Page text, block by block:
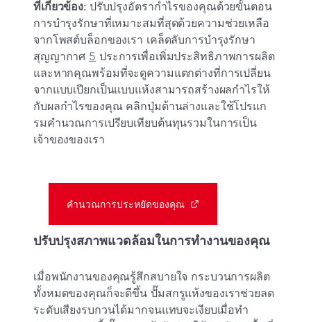
ที่เกี่ยวข้อง: ปรับปรุงอัตรากําไรของคุณด้วยขั้นตอน
การบํารุงรักษาที่เหมาะสมที่สุดด้วยความช่วยเหลือ
จากโพสต์บล็อกของเรา เคล็ดลับการบํารุงรักษา
สุญญากาศ 5 ประการเพื่อเพิ่มประสิทธิภาพการผลิต
และหากคุณพร้อมที่จะดูความแตกต่างที่การเปลี่ยน
จากแบบเปียกเป็นแบบแห้งสามารถสร้างผลกําไรให้
กับผลกําไรของคุณ คลิกปุ่มด้านล่างและใช้โปรแก
รมคํานวณการเปรียบเทียบต้นทุนรวมในการเป็น
เจ้าของของเรา
คำนวณการประหยัดของคุณ
ปรับปรุงสภาพแวดล้อมในการทํางานของคุณ
เมื่อพนักงานของคุณรู้สึกสบายใจ กระบวนการผลิต
ทั้งหมดของคุณก็จะดีขึ้น ปั๊มสกรูแห้งของเราช่วยลด
ระดับเสียงรบกวนได้มากจนแทบจะเงียบเมื่อทํา